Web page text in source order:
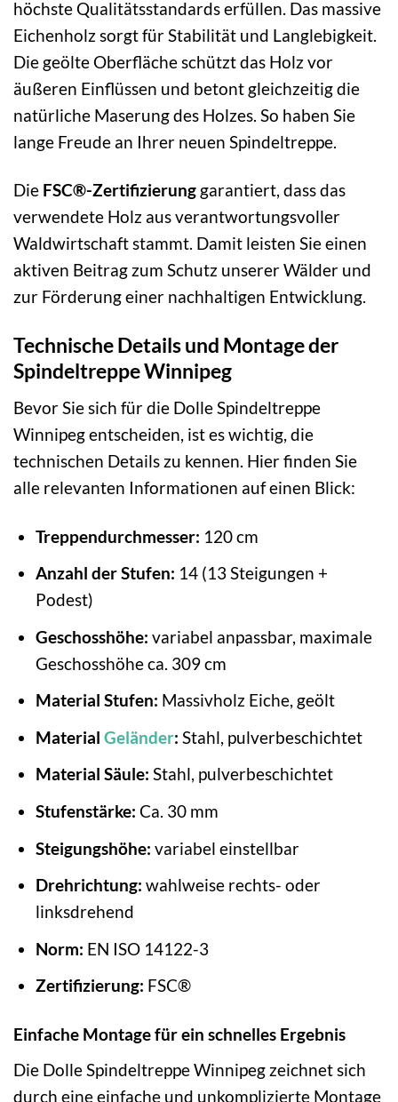
höchste Qualitätsstandards erfüllen. Das massive
Eichenholz sorgt für Stabilität und Langlebigkeit.
Die geölte Oberfläche schützt das Holz vor
äußeren Einflüssen und betont gleichzeitig die
natürliche Maserung des Holzes. So haben Sie
lange Freude an Ihrer neuen Spindeltreppe.
Die FSC®-Zertifizierung garantiert, dass das
verwendete Holz aus verantwortungsvoller
Waldwirtschaft stammt. Damit leisten Sie einen
aktiven Beitrag zum Schutz unserer Wälder und
zur Förderung einer nachhaltigen Entwicklung.
Technische Details und Montage der
Spindeltreppe Winnipeg
Bevor Sie sich für die Dolle Spindeltreppe
Winnipeg entscheiden, ist es wichtig, die
technischen Details zu kennen. Hier finden Sie
alle relevanten Informationen auf einen Blick:
Treppendurchmesser: 120 cm
Anzahl der Stufen: 14 (13 Steigungen +
Podest)
Geschosshöhe: variabel anpassbar, maximale
Geschosshöhe ca. 309 cm
Material Stufen: Massivholz Eiche, geölt
Material Geländer: Stahl, pulverbeschichtet
Material Säule: Stahl, pulverbeschichtet
Stufenstärke: Ca. 30 mm
Steigungshöhe: variabel einstellbar
Drehrichtung: wahlweise rechts- oder
linksdrehend
Norm: EN ISO 14122-3
Zertifizierung: FSC®
Einfache Montage für ein schnelles Ergebnis
Die Dolle Spindeltreppe Winnipeg zeichnet sich
durch eine einfache und unkomplizierte Montage